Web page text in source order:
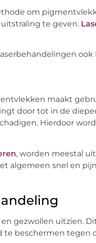
om
te geven.
maakt
door tot in de
Hierdoor
, worden meestal
algemeen snel en
gezwollen uitzien.
beschermen tegen